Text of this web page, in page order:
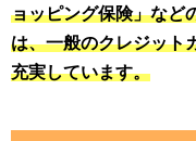
ョッピング保険」など
は、一般のクレジット
充実しています。